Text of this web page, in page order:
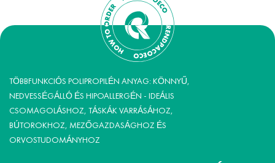
TÖBBFUNKCIÓS POLIPROPILÉN ANYAG: KÖNNYŰ,
NEDVESSÉGÁLLÓ ÉS HIPOALLERGÉN - IDEÁLIS
CSOMAGOLÁSHOZ, TÁSKÁK VARRÁSÁHOZ,
BÚTOROKHOZ, MEZŐGAZDASÁGHOZ ÉS
ORVOSTUDOMÁNYHOZ